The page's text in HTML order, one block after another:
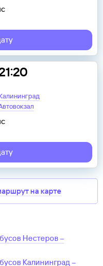
на карте
Нестеров–
Калининград–